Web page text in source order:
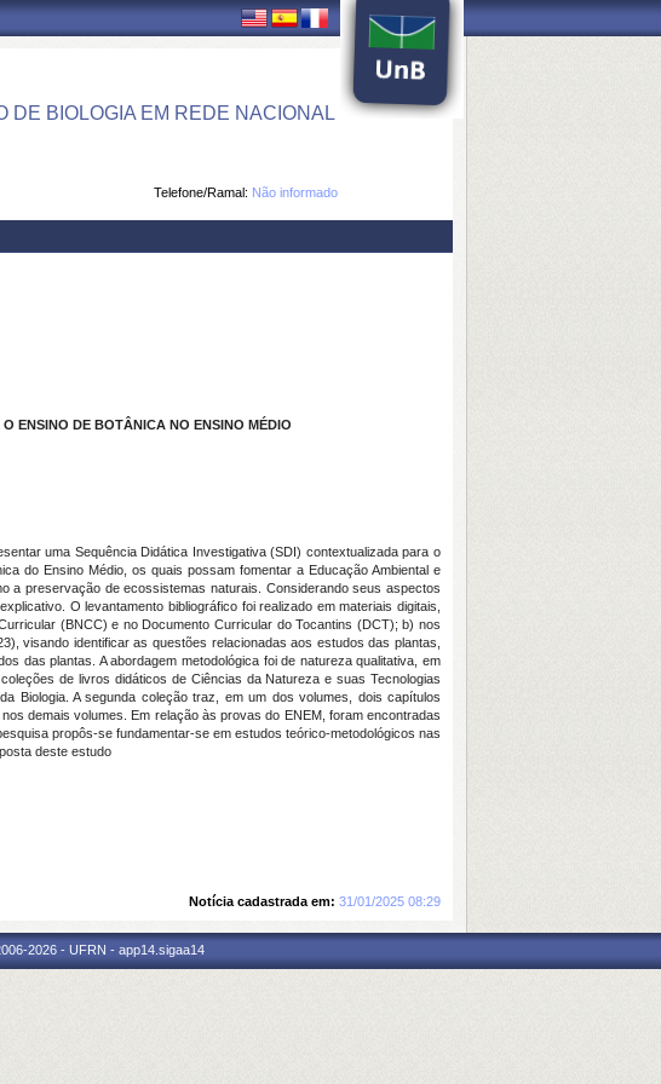
DE BIOLOGIA EM REDE NACIONAL
Telefone/Ramal: Não informado
ENSINO DE BOTÂNICA NO ENSINO MÉDIO
uma Sequência Didática Investigativa (SDI) contextualizada para o
do Ensino Médio, os quais possam fomentar a Educação Ambiental e
a preservação de ecossistemas naturais. Considerando seus aspectos
O levantamento bibliográfico foi realizado em materiais digitais,
(BNCC) e no Documento Curricular do Tocantins (DCT); b) nos
visando identificar as questões relacionadas aos estudos das plantas,
das plantas. A abordagem metodológica foi de natureza qualitativa, em
de livros didáticos de Ciências da Natureza e suas Tecnologias
Biologia. A segunda coleção traz, em um dos volumes, dois capítulos
demais volumes. Em relação às provas do ENEM, foram encontradas
propôs-se fundamentar-se em estudos teórico-metodológicos nas
deste estudo
Notícia cadastrada em: 31/01/2025 08:29
2026 - UFRN - app14.sigaa14